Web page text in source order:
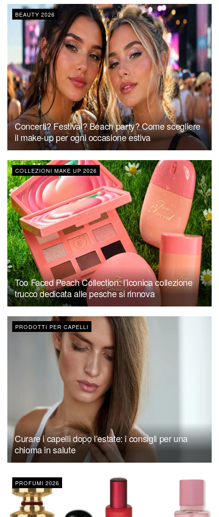
BEAUTY 2026
Concerti? Festival? Beach party? Come scegliere
il make-up per ogni occasione estiva
COLLEZIONI MAKE UP 2026
Too Faced Peach Collection: l’iconica collezione
trucco dedicata alle pesche si rinnova
PRODOTTI PER CAPELLI
Curare i capelli dopo l’estate: i consigli per una
chioma in salute
PROFUMI 2026